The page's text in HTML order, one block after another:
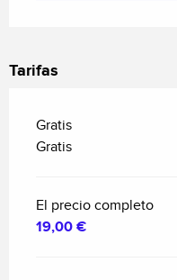
Tarifas
Gratis
Gratis
El precio completo
19,00 €